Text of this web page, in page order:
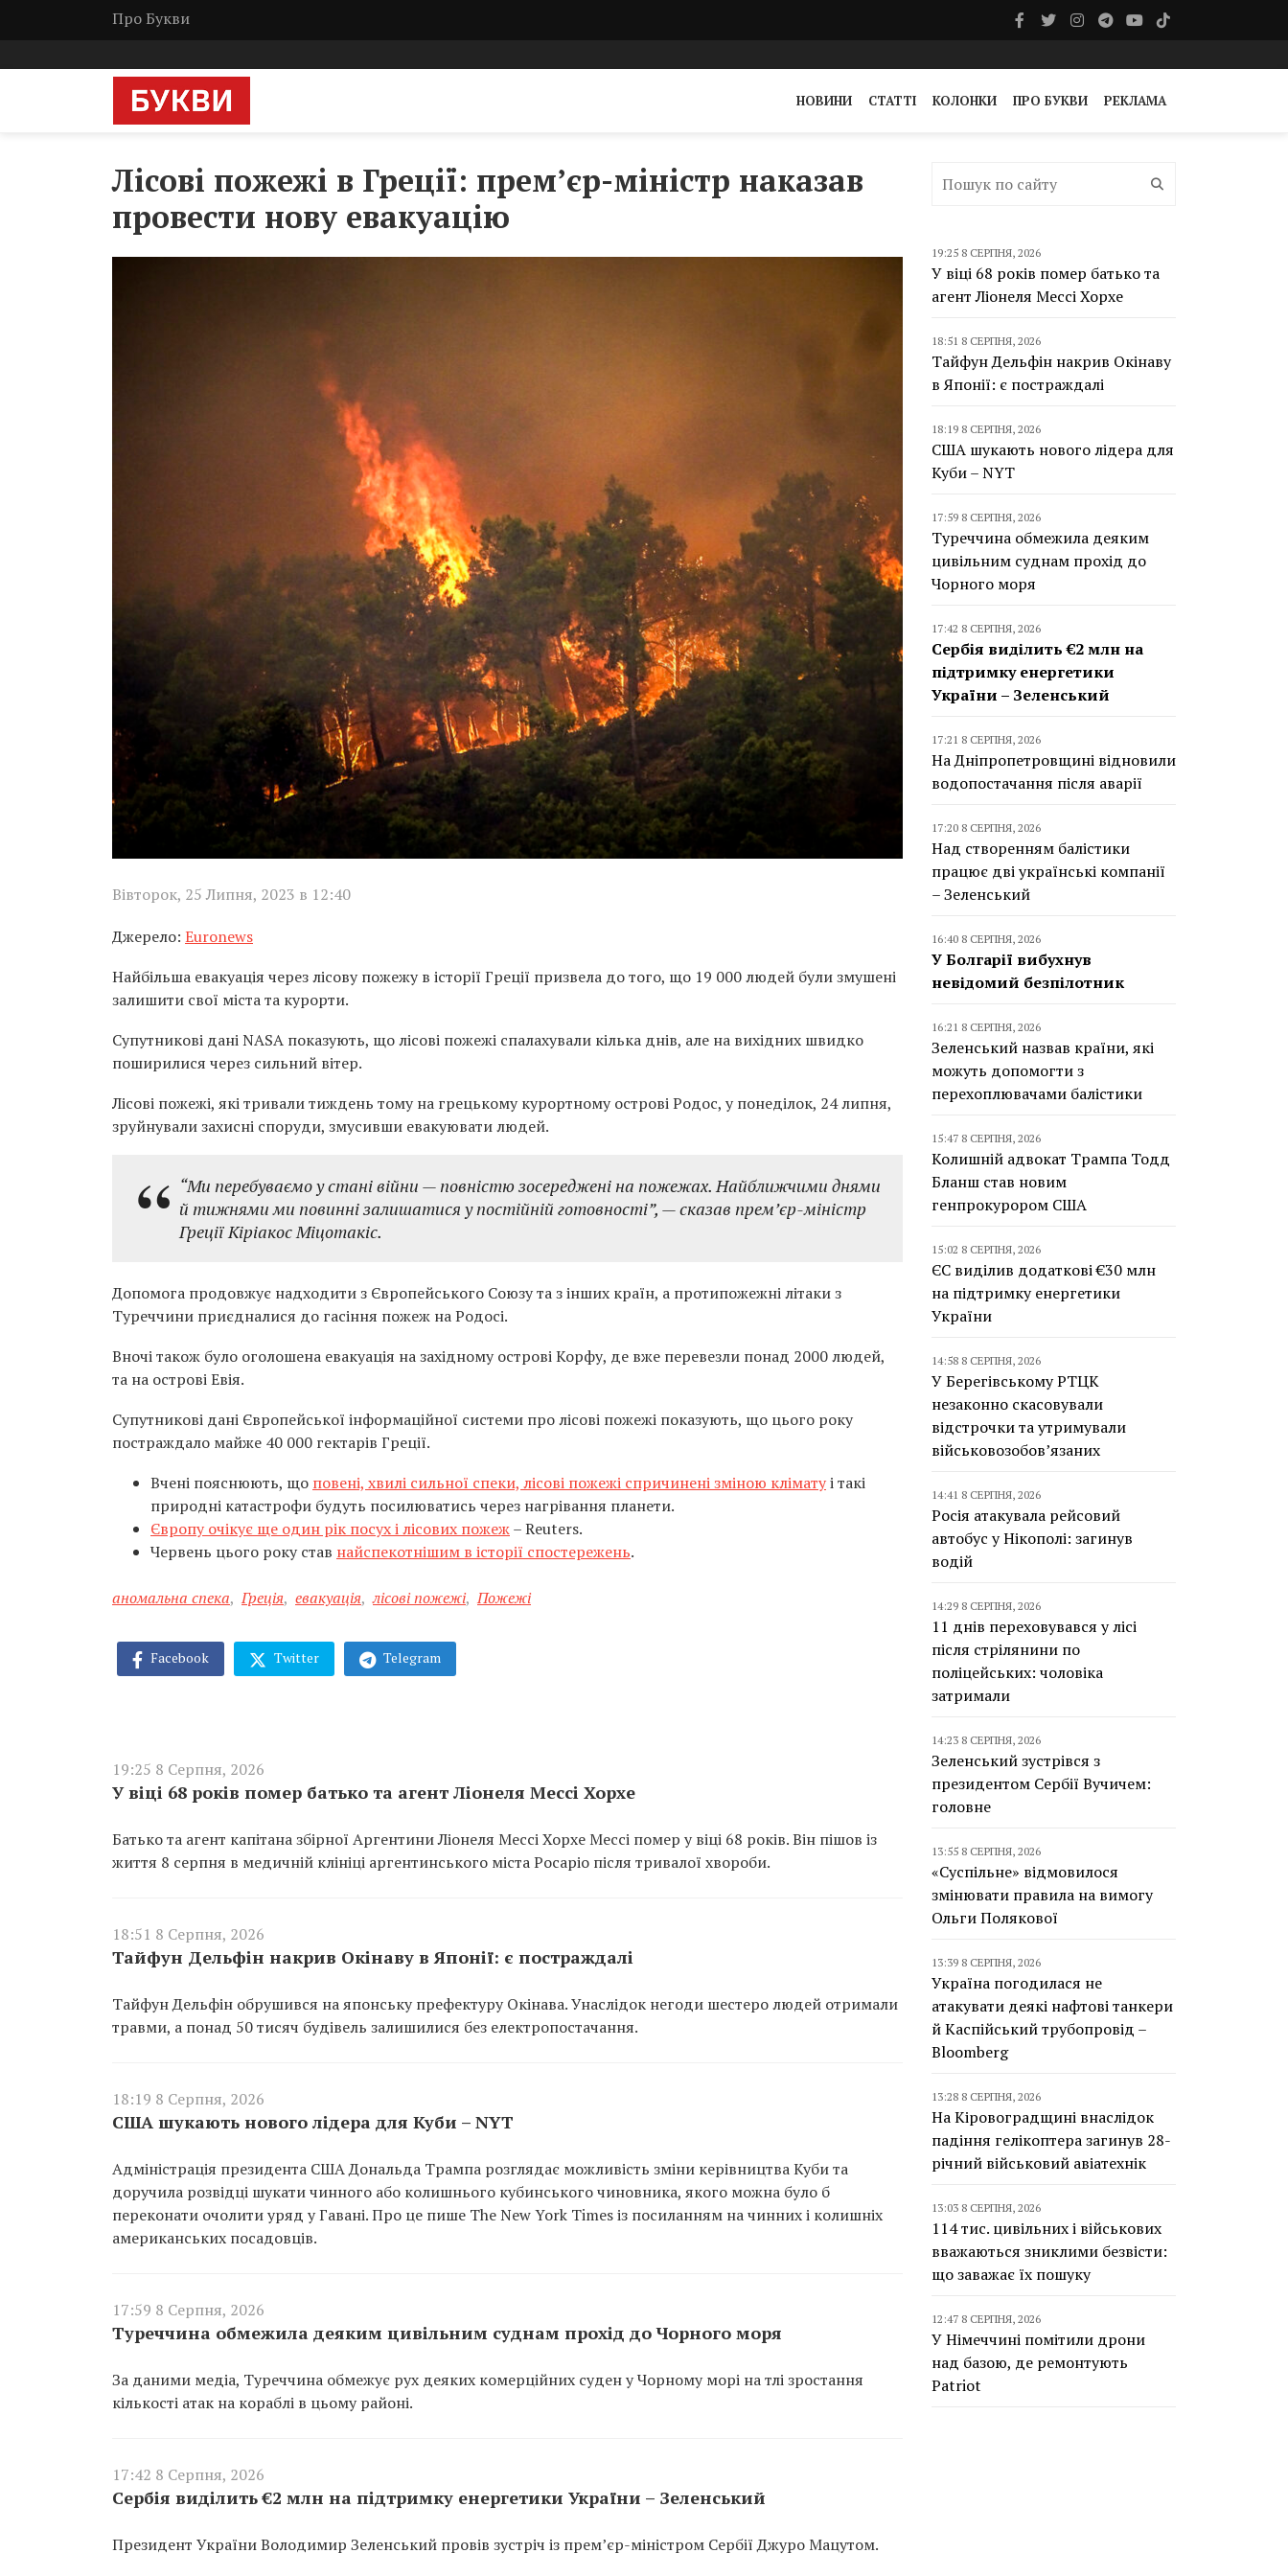
Про Букви
НОВИНИ СТАТТІ КОЛОНКИ ПРО БУКВИ РЕКЛАМА
Лісові пожежі в Греції: прем’єр-міністр наказав
провести нову евакуацію
Вівторок, 25 Липня, 2023 в 12:40
Джерело: Euronews
Найбільша евакуація через лісову пожежу в історії Греції призвела до того, що 19 000 людей були змушені
залишити свої міста та курорти.
Супутникові дані NASA показують, що лісові пожежі спалахували кілька днів, але на вихідних швидко
поширилися через сильний вітер.
Лісові пожежі, які тривали тиждень тому на грецькому курортному острові Родос, у понеділок, 24 липня,
зруйнували захисні споруди, змусивши евакуювати людей.
“Ми перебуваємо у стані війни — повністю зосереджені на пожежах. Найближчими днями
й тижнями ми повинні залишатися у постійній готовності”, — сказав прем’єр-міністр
Греції Кіріакос Міцотакіс.
Допомога продовжує надходити з Європейського Союзу та з інших країн, а протипожежні літаки з
Туреччини приєдналися до гасіння пожеж на Родосі.
Вночі також було оголошена евакуація на західному острові Корфу, де вже перевезли понад 2000 людей,
та на острові Евія.
Супутникові дані Європейської інформаційної системи про лісові пожежі показують, що цього року
постраждало майже 40 000 гектарів Греції.
Вчені пояснюють, що повені, хвилі сильної спеки, лісові пожежі спричинені зміною кліматуі такі
природні катастрофи будуть посилюватись через нагрівання планети.
Європу очікує ще один рік посух і лісових пожеж– Reuters.
Червень цього року став найспекотнішим в історії спостережень.
аномальна спека, Греція, евакуація, лісові пожежі, Пожежі
Facebook Twitter Telegram
19:25 8 Серпня, 2026
У віці 68 років помер батько та агент Ліонеля Мессі Хорхе
Батько та агент капітана збірної Аргентини Ліонеля Мессі Хорхе Мессі помер у віці 68 років. Він пішов із
життя 8 серпня в медичній клініці аргентинського міста Росаріо після тривалої хвороби.
18:51 8 Серпня, 2026
Тайфун Дельфін накрив Окінаву в Японії: є постраждалі
Тайфун Дельфін обрушився на японську префектуру Окінава. Унаслідок негоди шестеро людей отримали
травми, а понад 50 тисяч будівель залишилися без електропостачання.
18:19 8 Серпня, 2026
США шукають нового лідера для Куби – NYT
Адміністрація президента США Дональда Трампа розглядає можливість зміни керівництва Куби та
доручила розвідці шукати чинного або колишнього кубинського чиновника, якого можна було б
переконати очолити уряд у Гавані. Про це пише The New York Times із посиланням на чинних і колишніх
американських посадовців.
17:59 8 Серпня, 2026
Туреччина обмежила деяким цивільним суднам прохід до Чорного моря
За даними медіа, Туреччина обмежує рух деяких комерційних суден у Чорному морі на тлі зростання
кількості атак на кораблі в цьому районі.
17:42 8 Серпня, 2026
Сербія виділить €2 млн на підтримку енергетики України – Зеленський
Президент України Володимир Зеленський провів зустріч із прем’єр-міністром Сербії Джуро Мацутом.
19:25 8 СЕРПНЯ, 2026
У віці 68 років помер батько та
агент Ліонеля Мессі Хорхе
18:51 8 СЕРПНЯ, 2026
Тайфун Дельфін накрив Окінаву
в Японії: є постраждалі
18:19 8 СЕРПНЯ, 2026
США шукають нового лідера для
Куби – NYT
17:59 8 СЕРПНЯ, 2026
Туреччина обмежила деяким
цивільним суднам прохід до
Чорного моря
17:42 8 СЕРПНЯ, 2026
Сербія виділить €2 млн на
підтримку енергетики
України – Зеленський
17:21 8 СЕРПНЯ, 2026
На Дніпропетровщині відновили
водопостачання після аварії
17:20 8 СЕРПНЯ, 2026
Над створенням балістики
працює дві українські компанії
– Зеленський
16:40 8 СЕРПНЯ, 2026
У Болгарії вибухнув
невідомий безпілотник
16:21 8 СЕРПНЯ, 2026
Зеленський назвав країни, які
можуть допомогти з
перехоплювачами балістики
15:47 8 СЕРПНЯ, 2026
Колишній адвокат Трампа Тодд
Бланш став новим
генпрокурором США
15:02 8 СЕРПНЯ, 2026
ЄС виділив додаткові €30 млн
на підтримку енергетики
України
14:58 8 СЕРПНЯ, 2026
У Берегівському РТЦК
незаконно скасовували
відстрочки та утримували
військовозобов’язаних
14:41 8 СЕРПНЯ, 2026
Росія атакувала рейсовий
автобус у Нікополі: загинув
водій
14:29 8 СЕРПНЯ, 2026
11 днів переховувався у лісі
після стрілянини по
поліцейських: чоловіка
затримали
14:23 8 СЕРПНЯ, 2026
Зеленський зустрівся з
президентом Сербії Вучичем:
головне
13:55 8 СЕРПНЯ, 2026
«Суспільне» відмовилося
змінювати правила на вимогу
Ольги Полякової
13:39 8 СЕРПНЯ, 2026
Україна погодилася не
атакувати деякі нафтові танкери
й Каспійський трубопровід –
Bloomberg
13:28 8 СЕРПНЯ, 2026
На Кіровоградщині внаслідок
падіння гелікоптера загинув 28-
річний військовий авіатехнік
13:03 8 СЕРПНЯ, 2026
114 тис. цивільних і військових
вважаються зниклими безвісти:
що заважає їх пошуку
12:47 8 СЕРПНЯ, 2026
У Німеччині помітили дрони
над базою, де ремонтують
Patriot